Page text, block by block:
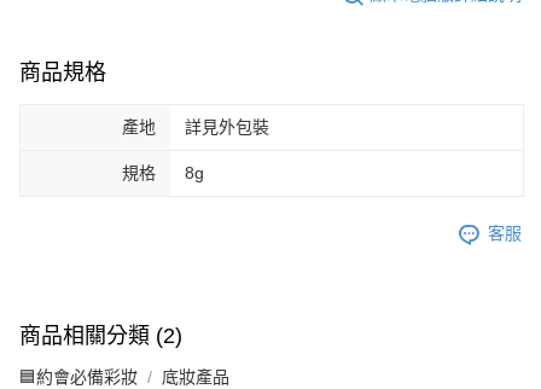
商品規格
產地 詳見外包裝
規格 8g
客服
商品相關分類 (2)
🟦約會必備彩妝 底妝產品